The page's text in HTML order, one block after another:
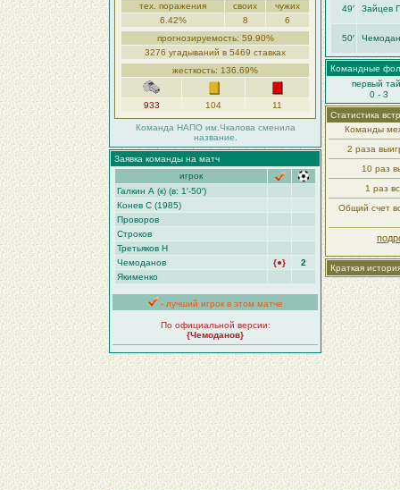
тех. поражения
своих
чужих
6.42%
8
6
прогнозируемость: 59.90%
3276 угадываний в 5469 ставках
жесткость: 136.69%
933 104 11
Команда НАПО им.Чкалова сменила
название.
Заявка команды на матч
игрок
Галкин А (к) (в: 1′-50′)
Конев С (1985)
Проворов
Строков
Третьяков Н
Чемоданов
{●}
2
Якименко
- лучший игрок в этом матче
По официальной версии:
{Чемоданов}
49′ Зайцев
50′
Командные
первый
0 - 3
Статистика
Команды
2 раза
10 раз
1 раз
Общий счет
Краткая